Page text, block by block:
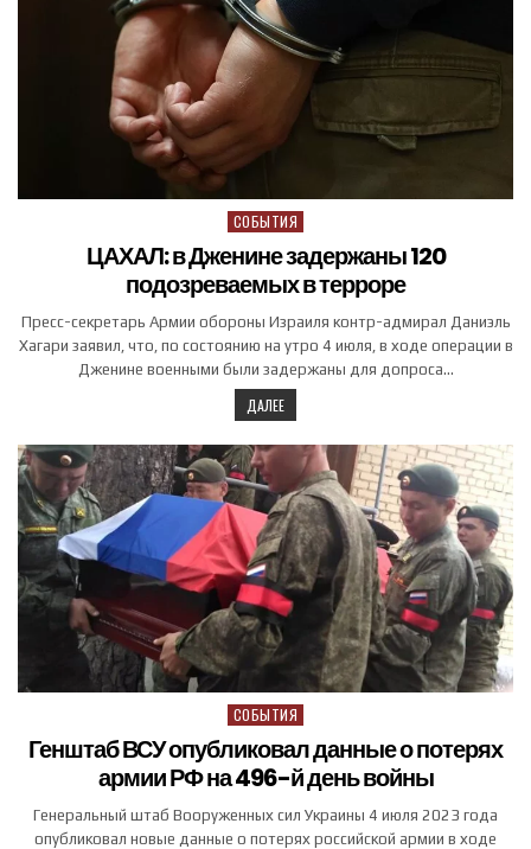
Posted in
СОБЫТИЯ
ЦАХАЛ: в Дженине задержаны 120
подозреваемых в терроре
Пресс-секретарь Армии обороны Израиля контр-адмирал Даниэль
Хагари заявил, что, по состоянию на утро 4 июля, в ходе операции в
Дженине военными были задержаны для допроса…
ДАЛЕЕ
Posted in
СОБЫТИЯ
Генштаб ВСУ опубликовал данные о потерях
армии РФ на 496-й день войны
Генеральный штаб Вооруженных сил Украины 4 июля 2023 года
опубликовал новые данные о потерях российской армии в ходе